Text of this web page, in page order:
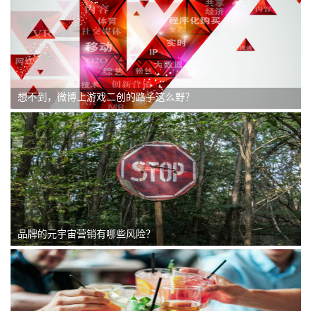
想不到，微博上游戏二创的路子这么野？
品牌的元宇宙营销有哪些风险？